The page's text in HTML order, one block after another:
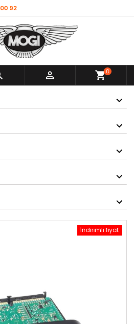
92
 shopping_cart0
İndirimli fiyat